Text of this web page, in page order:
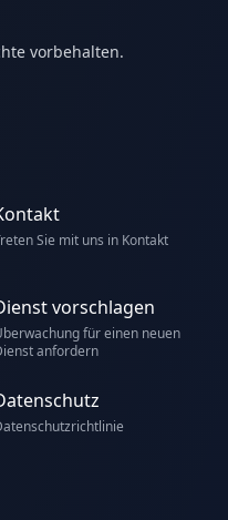
vorbehalten.
Sie mit uns in Kontakt
vorschlagen
für einen neuen
anfordern